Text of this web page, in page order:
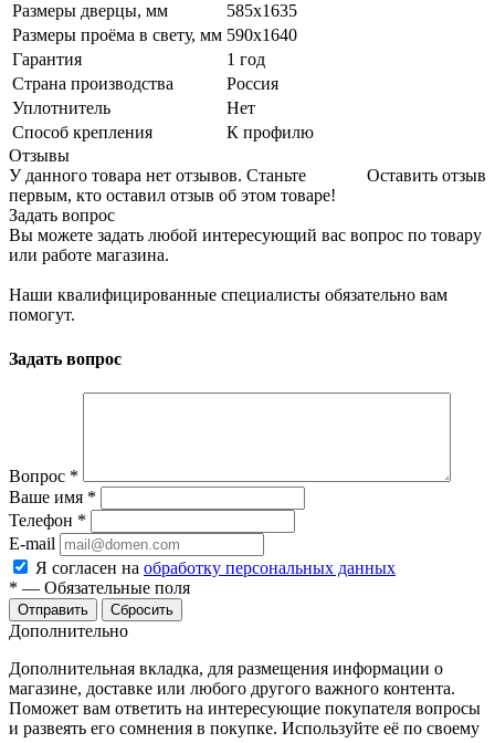
Размеры дверцы, мм
585х1635
Размеры проёма в свету, мм 590х1640
Гарантия
1 год
Страна производства
Россия
Уплотнитель
Нет
Способ крепления
К профилю
Отзывы
Оставить отзыв
У данного товара нет отзывов. Станьте
первым, кто оставил отзыв об этом товаре!
Задать вопрос
Вы можете задать любой интересующий вас вопрос по товару
или работе магазина.
Наши квалифицированные специалисты обязательно вам
помогут.
Задать вопрос
Вопрос *
Ваше имя *
Телефон *
E-mail
Я согласен на обработку персональных данных
* — Обязательные поля
Сбросить
Дополнительно
Дополнительная вкладка, для размещения информации о
магазине, доставке или любого другого важного контента.
Поможет вам ответить на интересующие покупателя вопросы
и развеять его сомнения в покупке. Используйте её по своему